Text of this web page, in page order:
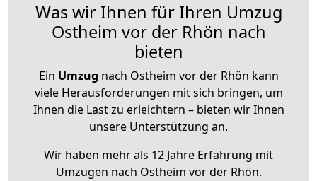
Was wir Ihnen für Ihren Umzug
Ostheim vor der Rhön nach
bieten
Ein Umzug nach Ostheim vor der Rhön kann
viele Herausforderungen mit sich bringen, um
Ihnen die Last zu erleichtern – bieten wir Ihnen
unsere Unterstützung an.
Wir haben mehr als 12 Jahre Erfahrung mit
Umzügen nach Ostheim vor der Rhön.